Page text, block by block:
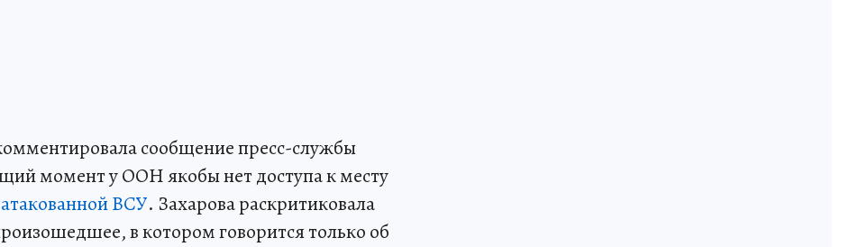
сообщение пресс-службы
момент у ООН якобы нет доступа к месту
атакованной ВСУ. Захарова раскритиковала
в котором говорится только об